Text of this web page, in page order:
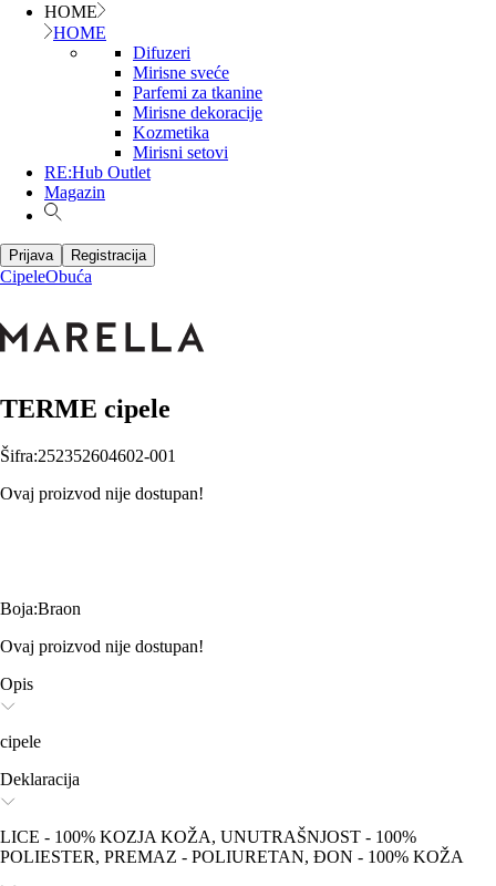
HOME
HOME
Difuzeri
Mirisne sveće
Parfemi za tkanine
Mirisne dekoracije
Kozmetika
Mirisni setovi
RE:Hub Outlet
Magazin
Prijava Registracija
CipeleObuća
TERME cipele
Šifra:252352604602-001
Ovaj proizvod nije dostupan!
Boja:Braon
Ovaj proizvod nije dostupan!
Opis
cipele
Deklaracija
LICE - 100% KOZJA KOŽA, UNUTRAŠNJOST - 100%
POLIESTER, PREMAZ - POLIURETAN, ĐON - 100% KOŽA